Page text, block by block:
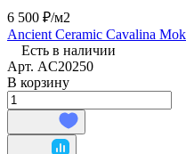
6 500 ₽/м2
Ancient Ceramic Cavalina
Есть в наличии
Арт. AC20250
В корзину